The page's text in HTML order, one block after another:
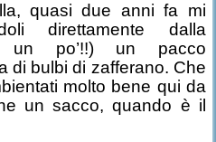
quasi due anni fa mi
direttamente dalla
un po’!!) un pacco
di bulbi di zafferano. Che
molto bene qui da
un sacco, quando è il